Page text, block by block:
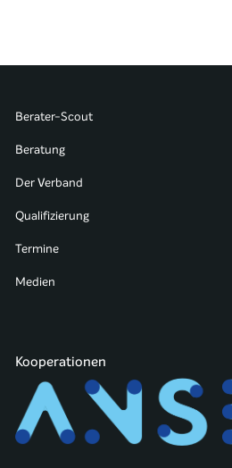
Berater-Scout
Beratung
Der Verband
Qualifizierung
Termine
Medien
Kooperationen